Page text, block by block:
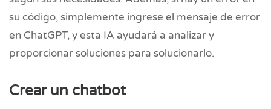
su código, simplemente ingrese el mensaje de error
en ChatGPT, y esta IA ayudará a analizar y
proporcionar soluciones para solucionarlo.
Crear un chatbot